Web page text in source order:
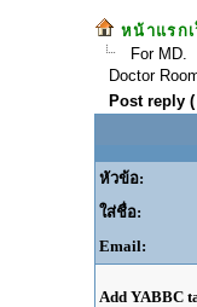
หน้าแรก
For MD.
Doctor
Post reply (
หัวข้อ:
ใส่ชื่อ:
Email:
Add YABBC